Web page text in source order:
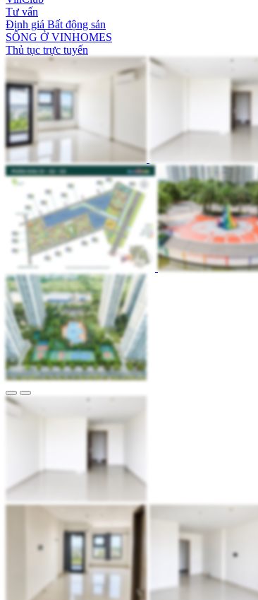
Tư vấn
Định giá Bất động sản
SỐNG Ở VINHOMES
Thủ tục trực tuyến